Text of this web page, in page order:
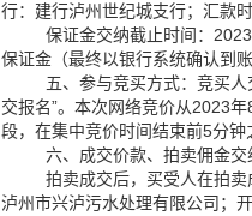
行：建行泸州世纪城支行；汇款
保证金交纳截止时间：
保证金（最终以银行系统确认到
五、参与竞买方式：竞买
交报名”。本次网络竞价从2023年
段，在集中竞价时间结束前5分
六、成交价款、拍卖佣金
拍卖成交后，买受人在拍
泸州市兴泸污水处理有限公司；